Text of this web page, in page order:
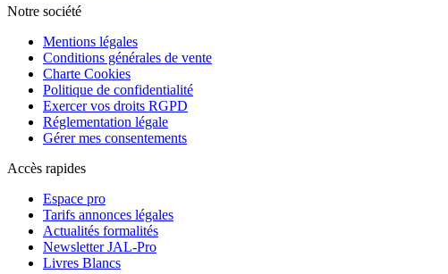
Notre société
Mentions légales
Conditions générales de vente
Charte Cookies
Politique de confidentialité
Exercer vos droits RGPD
Réglementation légale
Gérer mes consentements
Accès rapides
Espace pro
Tarifs annonces légales
Actualités formalités
Newsletter JAL-Pro
Livres Blancs